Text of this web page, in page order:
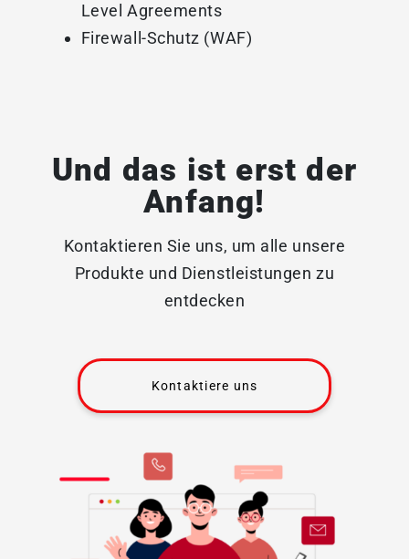
Level Agreements
Firewall-Schutz (WAF)
Und das ist erst der
Anfang!
Kontaktieren Sie uns, um alle unsere
Produkte und Dienstleistungen zu
entdecken
Kontaktiere uns